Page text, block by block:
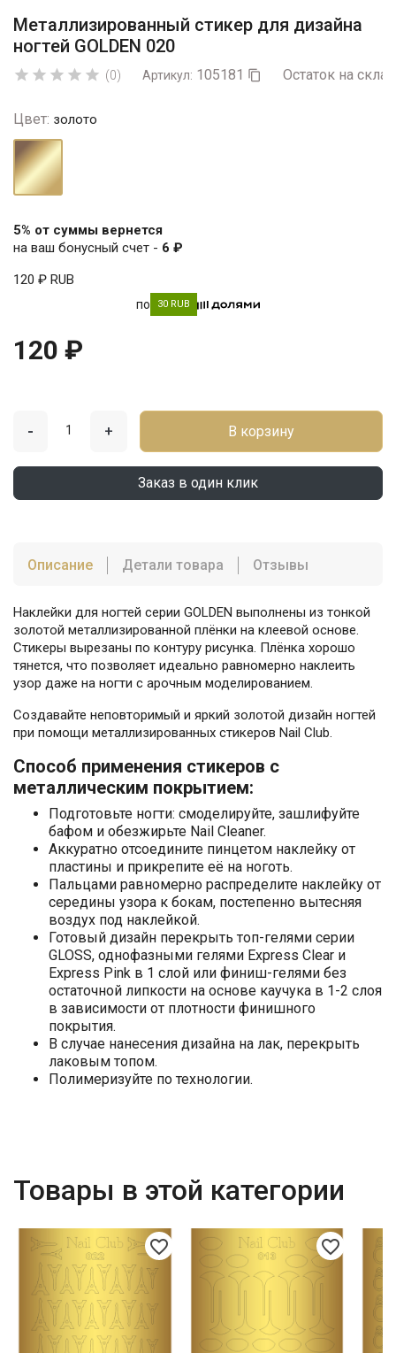
Металлизированный стикер для дизайна
ногтей GOLDEN 020
     (0) Артикул: 105181  Остаток на
Цвет: золото
золото
5% от суммы вернется
на ваш бонусный счет - 6 ₽
120 ₽ RUB
по 30 RUB
120 ₽
- + В корзину
Заказ в один клик
Описание Детали товара Отзывы
Наклейки для ногтей серии GOLDEN выполнены из тонкой
золотой металлизированной плёнки на клеевой основе.
Стикеры вырезаны по контуру рисунка. Плёнка хорошо
тянется, что позволяет идеально равномерно наклеить
узор даже на ногти с арочным моделированием.
Создавайте неповторимый и яркий золотой дизайн ногтей
при помощи металлизированных стикеров Nail Club.
Способ применения стикеров с
металлическим покрытием:
Подготовьте ногти: смоделируйте, зашлифуйте
бафом и обезжирьте Nail Cleaner.
Аккуратно отсоедините пинцетом наклейку от
пластины и прикрепите её на ноготь.
Пальцами равномерно распределите наклейку от
середины узора к бокам, постепенно вытесняя
воздух под наклейкой.
Готовый дизайн перекрыть топ-гелями серии
GLOSS, однофазными гелями Express Clear и
Express Pink в 1 слой или финиш-гелями без
остаточной липкости на основе каучука в 1-2 слоя
в зависимости от плотности финишного
покрытия.
В случае нанесения дизайна на лак, перекрыть
лаковым топом.
Полимеризуйте по технологии.
Товары в этой категории
favorite_border favorite_border